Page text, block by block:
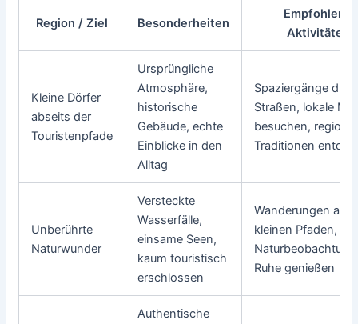
Region / Ziel Besonderheiten
Empfohlene
Aktivitäten
Kleine Dörfer
abseits der
Touristenpfade
Ursprüngliche
Atmosphäre,
historische
Gebäude, echte
Einblicke in den
Alltag
Spaziergänge
Straßen, lokale
besuchen,
Traditionen
Unberührte
Naturwunder
Versteckte
Wasserfälle,
einsame Seen,
kaum touristisch
erschlossen
Wanderungen auf
kleinen Pfaden,
Ruhe genießen
Authentische